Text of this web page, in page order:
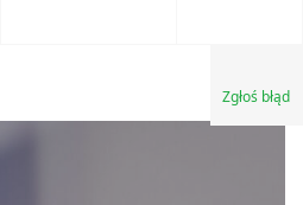
Zgłoś błąd